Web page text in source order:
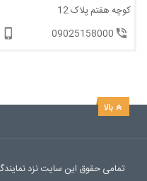
کوچه هفتم پلاک 12
09025158000